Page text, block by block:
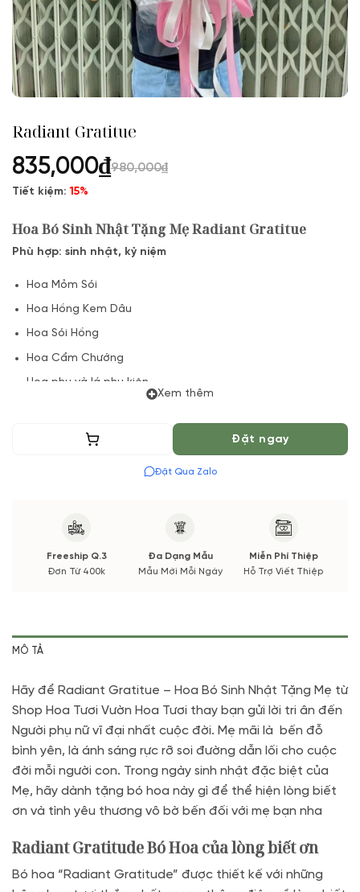
Radiant Gratitue
835,000₫980,000₫
Tiết kiệm:15%
Hoa Bó Sinh Nhật Tặng Mẹ Radiant Gratitue
Phù hợp: sinh nhật, kỷ niệm
Hoa Mỏm Sói
Hoa Hồng Kem Dâu
Hoa Sói Hồng
Hoa Cẩm Chướng
Hoa phụ và lá phụ kiện
tốt nhất. Màu hoa có thể thay đổi theo vụ mùa và thị trường.
Các thông tin thay đổi sẽ được cập nhật trước và xác nhận từ
Xem thêm
Thêm vào giỏ Đặt ngay
Đặt Qua Zalo
Freeship Q.3
Đơn Từ 400k
Đa Dạng Mẫu
Mẫu Mới Mỗi Ngày
Miễn Phí Thiệp
Hỗ Trợ Viết Thiệp
MÔ TẢ
Hãy để Radiant Gratitue – Hoa Bó Sinh Nhật Tặng Mẹ từ
Shop Hoa Tươi Vườn Hoa Tươi thay bạn gửi lời tri ân đến
Người phụ nữ vĩ đại nhất cuộc đời. Mẹ mãi là bến đỗ
bình yên, là ánh sáng rực rỡ soi đường dẫn lối cho cuộc
đời mỗi người con. Trong ngày sinh nhật đặc biệt của
Mẹ, hãy dành tặng bó hoa này gì để thể hiện lòng biết
ơn và tình yêu thương vô bờ bến đối với mẹ bạn nha
Radiant Gratitude Bó Hoa của lòng biết ơn
Bó hoa “Radiant Gratitude” được thiết kế với những